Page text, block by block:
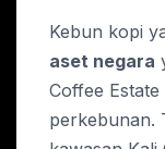
Kebun kopi
aset negara
Coffee
perkebunan.